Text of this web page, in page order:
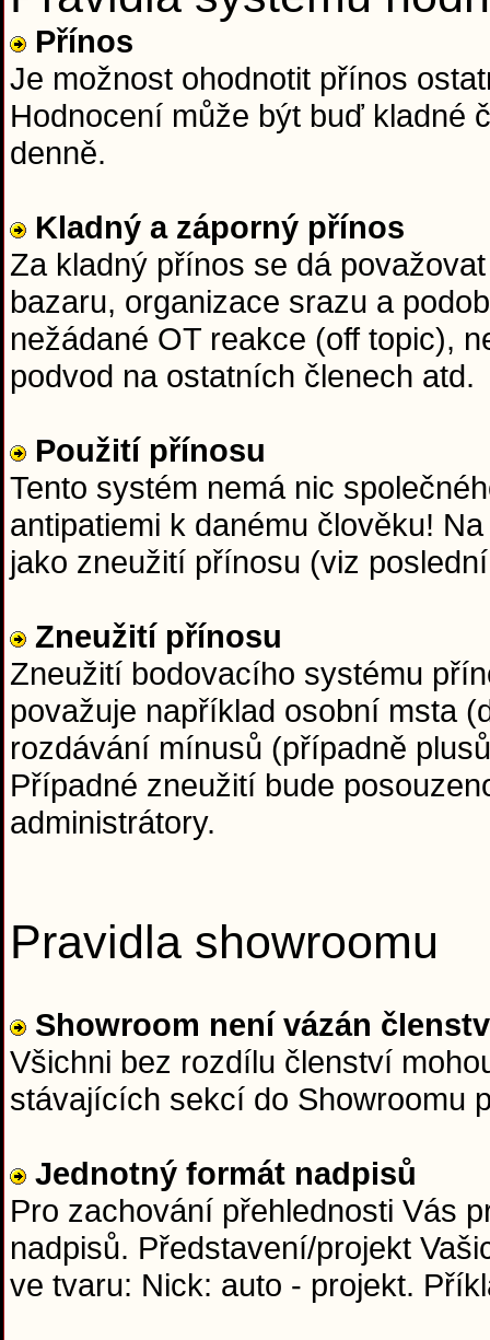
Přínos
Je možnost ohodnotit přínos
Hodnocení může být buď kladné
denně.
Kladný a záporný přínos
Za kladný přínos se dá
bazaru, organizace srazu a
nežádané OT reakce (off topic),
podvod na ostatních členech atd.
Použití přínosu
Tento systém nemá nic
antipatiemi k danému člověku!
jako zneužití přínosu (viz
Zneužití přínosu
Zneužití bodovacího systému
považuje například osobní msta
rozdávání mínusů (případně
Případné zneužití bude
administrátory.
Pravidla showroomu
Showroom není vázán
Všichni bez rozdílu členství
stávajících sekcí do Showroomu
Jednotný formát nadpisů
Pro zachování přehlednosti Vás
nadpisů. Představení/projekt
ve tvaru: Nick: auto - projekt.